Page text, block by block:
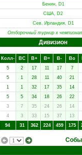
Бенин, D1
США, D2
Сев. Ирландия, D1
Отборочный турнир к
Дивизион
Колл- ВC В+ В= В- Вo
5 2 17 11 17
7
5 1 28 11 40
21
1 1 32 17 35
14
5 5 34 18 26
22
3 7 35 24 26
14
4 3 33 15 37
13
94 31 362 224 459 175